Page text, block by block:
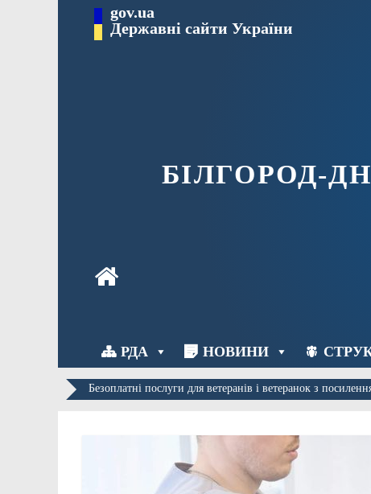
gov.ua
Державні сайти України
БІЛГОРОД-
РДА НОВИНИ
Безоплатні послуги для ветеранів і ветеранок з